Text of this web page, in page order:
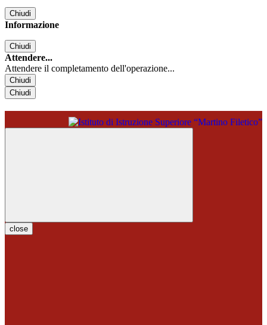
Chiudi
Informazione
Chiudi
Attendere...
Attendere il completamento dell'operazione...
Chiudi
Chiudi
close